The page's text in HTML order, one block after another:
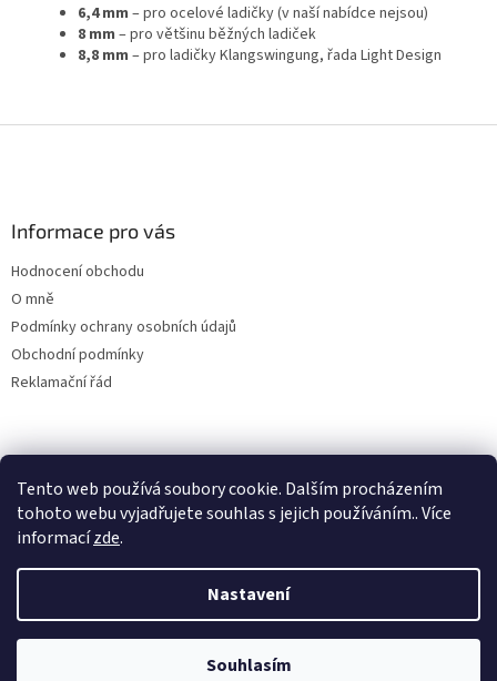
Tento web používá soubory cookie. Dalším procházením
tohoto webu vyjadřujete souhlas s jejich používáním.. Více
informacízde.
Nastavení
Souhlasím
6,4 mm – pro ocelové ladičky (v naší nabídce nejsou)
8 mm – pro většinu běžných ladiček
8,8 mm – pro ladičky Klangswingung, řada Light Design
Informace pro vás
Hodnocení obchodu
O mně
Podmínky ochrany osobních údajů
Obchodní podmínky
Reklamační řád
Copyright 2026Kapka pro život-Terapeutické ladičky. Všechna
práva vyhrazena.